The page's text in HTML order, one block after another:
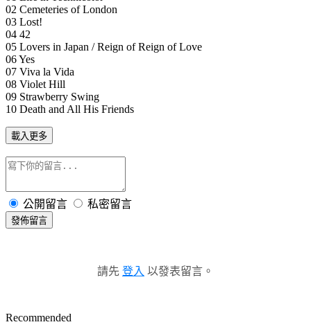
02 Cemeteries of London
03 Lost!
04 42
05 Lovers in Japan / Reign of Reign of Love
06 Yes
07 Viva la Vida
08 Violet Hill
09 Strawberry Swing
10 Death and All His Friends
載入更多
公開留言 私密留言
發佈留言
請先 登入 以發表留言。
Recommended